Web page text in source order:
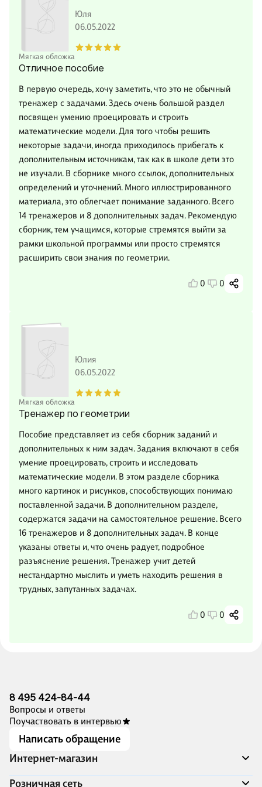
Мягкая обложка
Юля
06.05.2022
Отличное пособие
В первую очередь, хочу заметить, что это не обычный
тренажер с задачами. Здесь очень большой раздел
посвящен умению проецировать и строить
математические модели. Для того чтобы решить
некоторые задачи, иногда приходилось прибегать к
дополнительным источникам, так как в школе дети это
не изучали. В сборнике много ссылок, дополнительных
определений и уточнений. Много иллюстрированного
материала, это облегчает понимание заданного. Всего
14 тренажеров и 8 дополнительных задач. Рекомендую
сборник, тем учащимся, которые стремятся выйти за
рамки школьной программы или просто стремятся
расширить свои знания по геометрии.
0 0
Мягкая обложка
Юлия
06.05.2022
Тренажер по геометрии
Пособие представляет из себя сборник заданий и
дополнительных к ним задач. Задания включают в себя
умение проецировать, строить и исследовать
математические модели. В этом разделе сборника
много картинок и рисунков, способствующих понимаю
поставленной задачи. В дополнительном разделе,
содержатся задачи на самостоятельное решение. Всего
16 тренажеров и 8 дополнительных задач. В конце
указаны ответы и, что очень радует, подробное
разъяснение решения. Тренажер учит детей
нестандартно мыслить и уметь находить решения в
трудных, запутанных задачах.
0 0
8 495 424-84-44
Вопросы и ответы
Поучаствовать в интервью
Написать обращение
Интернет-магазин
Акции
Розничная сеть